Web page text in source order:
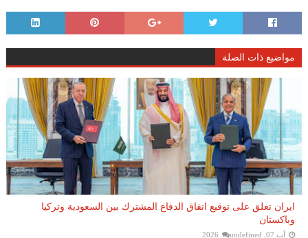
مواضيع ذات الصلة
ايران تعلق على توقيع اتفاق الدفاع المشترك بين السعودية وتركيا
وباكستان
آب 07, 2026 undefined